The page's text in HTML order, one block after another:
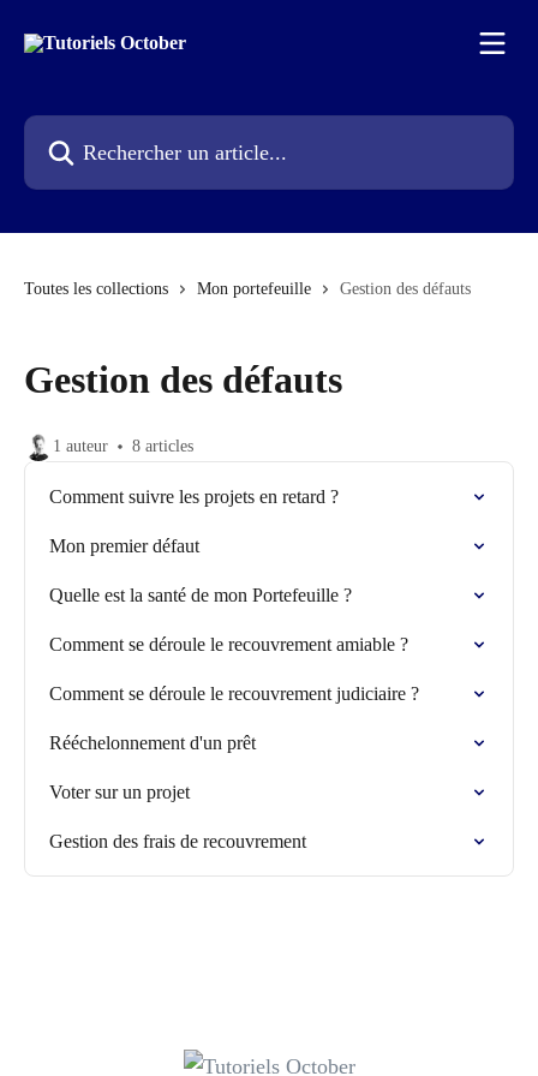
Rechercher un article...
Toutes les collections Mon portefeuille Gestion des défauts
Gestion des défauts
1 auteur 8 articles
Comment suivre les projets en retard ?
Mon premier défaut
Quelle est la santé de mon Portefeuille ?
Comment se déroule le recouvrement amiable ?
Comment se déroule le recouvrement judiciaire ?
Rééchelonnement d'un prêt
Voter sur un projet
Gestion des frais de recouvrement